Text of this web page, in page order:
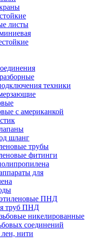
листы
техники
с американкой
шланг
трубы
фитинги
для
ПНД
труб ПНД
никелированные
соединений
нити